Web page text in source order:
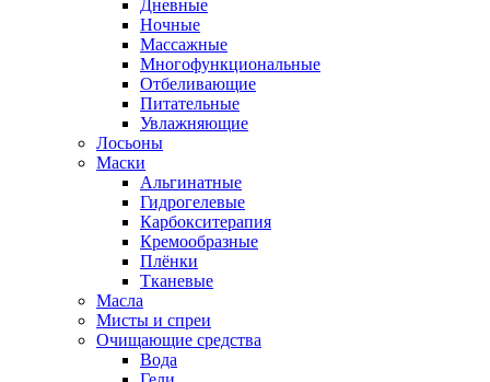
Дневные
Ночные
Массажные
Многофункциональные
Отбеливающие
Питательные
Увлажняющие
Лосьоны
Маски
Альгинатные
Гидрогелевые
Карбокситерапия
Кремообразные
Плёнки
Тканевые
Масла
Мисты и спреи
Очищающие средства
Вода